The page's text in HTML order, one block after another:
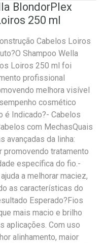
BlondorPlex
250 ml
Cabelos Loiros
Shampoo Wella
Loiros 250 ml foi
profissional
melhora visível
cosmético
é Indicado?- Cabelos
com MechasQuais
avançadas da linha:
promovendo tratamento
específica do fio.-
a melhorar maciez,
as características do
Esperado?Fios
mais macio e brilho
aplicações. Com uso
alinhamento, maior